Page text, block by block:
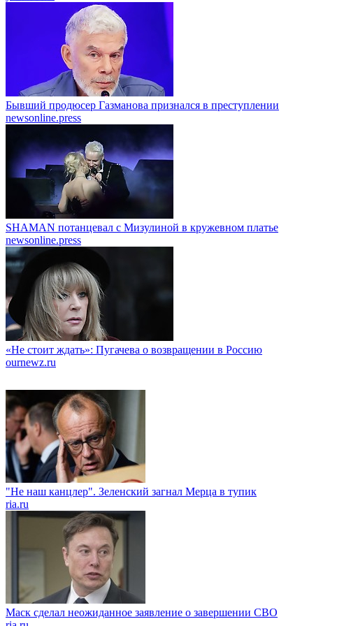
Бывший продюсер Газманова признался в преступлении
newsonline.press
SHAMAN потанцевал с Мизулиной в кружевном платье
newsonline.press
«Не стоит ждать»: Пугачева о возвращении в Россию
ournewz.ru
"Не наш канцлер". Зеленский загнал Мерца в тупик
ria.ru
Маск сделал неожиданное заявление о завершении СВО